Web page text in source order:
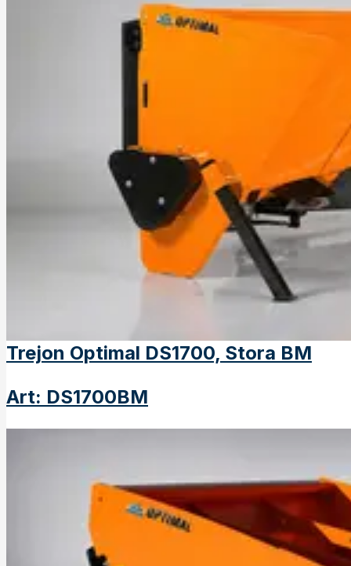
Trejon Optimal DS1700, Stora BM
Art: DS1700BM